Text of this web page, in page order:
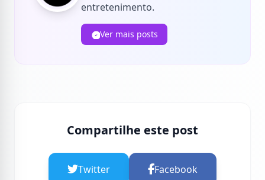
entretenimento.
Ver mais posts
Compartilhe este post
Twitter Facebook